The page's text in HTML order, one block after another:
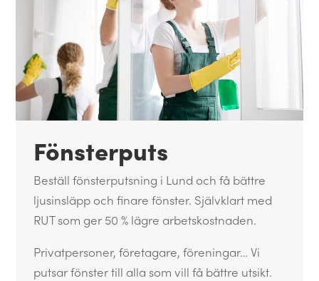
Fönsterputs
Beställ fönsterputsning i Lund och få bättre
ljusinsläpp och finare fönster. Självklart med
RUT som ger 50 % lägre arbetskostnaden.
Privatpersoner, företagare, föreningar… Vi
putsar fönster till alla som vill få bättre utsikt.